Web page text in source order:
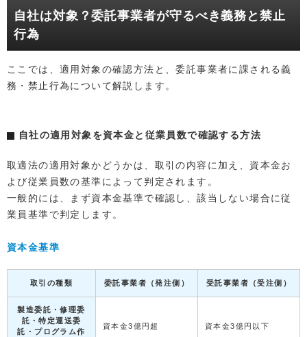
自社は対象？委託事業者が守るべき義務と禁止
行為
ここでは、適用対象の確認方法と、委託事業者に課される義
務・禁止行為について解説します。
自社の適用対象を資本金と従業員数で確認する方法
取適法の適用対象かどうかは、取引の内容に加え、資本金お
よび従業員数の基準によって判定されます。
一般的には、まず資本金基準で確認し、該当しない場合に従
業員基準で判定します。
資本金基準
取引の種類 委託事業者（発注側） 受託事業者（受注側）
製造委託・修理委
託・特定運送委
託・プログラム作
資本金3億円超 資本金3億円以下